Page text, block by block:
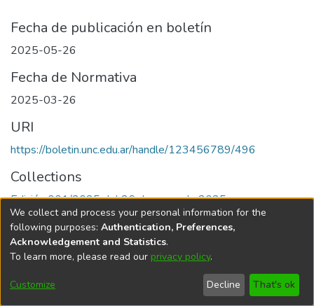
Fecha de publicación en boletín
2025-05-26
Fecha de Normativa
2025-03-26
URI
https://boletin.unc.edu.ar/handle/123456789/496
Collections
Edición 001/2025 del 26 de mayo de 2025
Universidad Nacional de Córdoba
We collect and process your personal information for the
following purposes: Authentication, Preferences,
Acknowledgement and Statistics.
To learn more, please read our privacy policy.
Customize Decline That's ok